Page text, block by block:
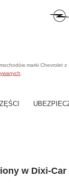
marki Chevrolet
w Dixi-Car